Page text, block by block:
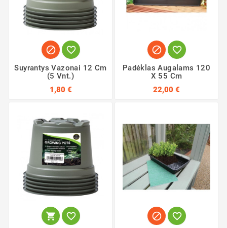
 
Suyrantys Vazonai 12 Cm
(5 Vnt.)
1,80 €
 
Padėklas Augalams 120
X 55 Cm
22,00 €
   